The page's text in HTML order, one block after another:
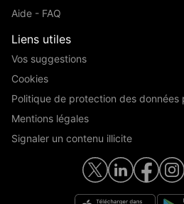
Aide - FAQ
Liens utiles
Vos suggestions
Cookies
Politique de protection des données
Mentions légales
Signaler un contenu illicite